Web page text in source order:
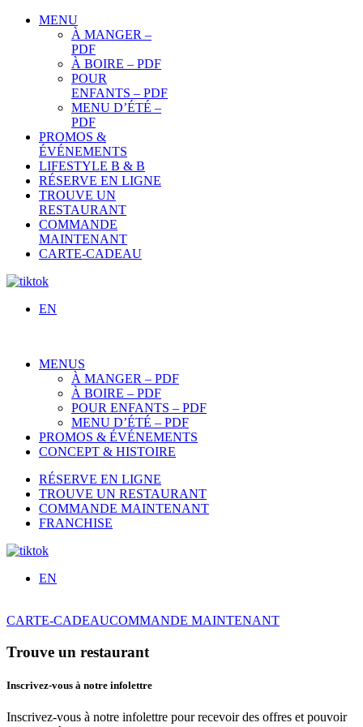
MENU
À MANGER –
PDF
À BOIRE – PDF
POUR
ENFANTS – PDF
MENU D’ÉTÉ –
PDF
PROMOS &
ÉVÉNEMENTS
LIFESTYLE B & B
RÉSERVE EN LIGNE
TROUVE UN
RESTAURANT
COMMANDE
MAINTENANT
CARTE-CADEAU
EN
MENUS
À MANGER – PDF
À BOIRE – PDF
POUR ENFANTS – PDF
MENU D’ÉTÉ – PDF
PROMOS & ÉVÉNEMENTS
CONCEPT & HISTOIRE
RÉSERVE EN LIGNE
TROUVE UN RESTAURANT
COMMANDE MAINTENANT
FRANCHISE
EN
CARTE-CADEAUCOMMANDE MAINTENANT
Trouve un restaurant
Inscrivez-vous à notre infolettre
Inscrivez-vous à notre infolettre pour recevoir des offres et pouvoir